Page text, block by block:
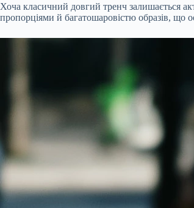
Хоча класичний довгий тренч залишається
пропорціями й багатошаровістю образів, що